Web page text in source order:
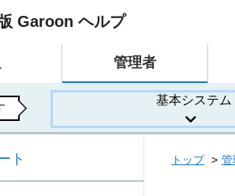
Garoon ヘルプ
管理者
基本システム
ト トップ 管